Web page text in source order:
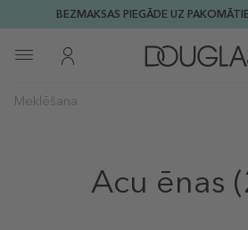
BEZMAKSAS PIEGĀDE UZ
Acu ēnas